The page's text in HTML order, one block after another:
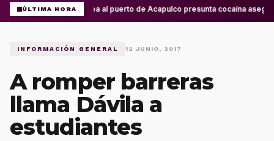
ÚLTIMA HORAArriba al puerto de Acapulco presunta cocaína
INFORMACIÓN GENERAL 12 JUNIO, 2017
A romper barreras
llama Dávila a
estudiantes